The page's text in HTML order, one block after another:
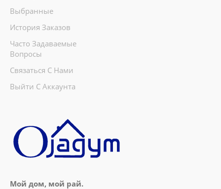
Выбранные
История Заказов
Часто Задаваемые
Вопросы
Связаться С Нами
Выйти С Аккаунта
Мой дом, мой рай.